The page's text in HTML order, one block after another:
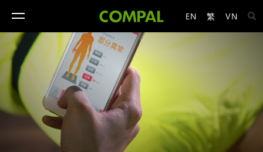
toggle
EN 繁 VN